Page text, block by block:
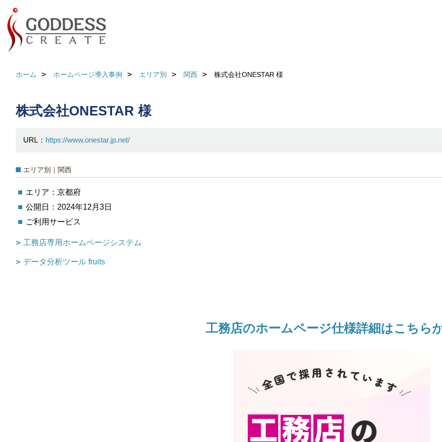
ホーム ホームページ導入事例 エリア別 関西 株式会社ONESTAR 様
株式会社ONESTAR 様
URL： https://www.onestar.jp.net/
エリア別｜関西
エリア：京都府
公開日：2024年12月3日
ご利用サービス
工務店専用ホームページシステム
データ分析ツール fruits
工務店のホームページ仕様詳細はこちら